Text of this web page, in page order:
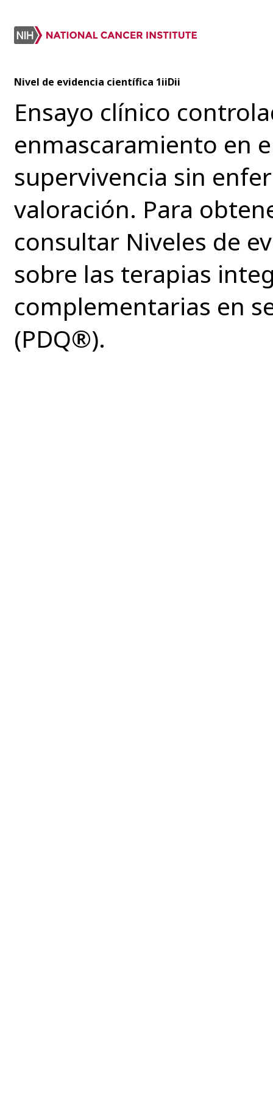
Nivel de evidencia científica 1iiDii
Ensayo clínico
enmascaramiento en
supervivencia sin
valoración. Para
consultar Niveles de
sobre las terapias
complementarias en
(PDQ®).